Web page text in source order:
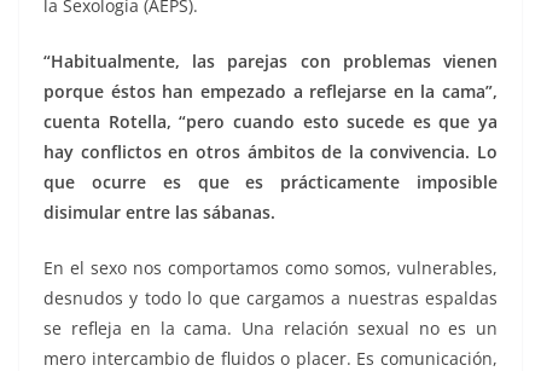
la Sexología (AEPS).
“Habitualmente, las parejas con problemas vienen
porque éstos han empezado a reflejarse en la cama”,
cuenta Rotella, “pero cuando esto sucede es que ya
hay conflictos en otros ámbitos de la convivencia. Lo
que ocurre es que es prácticamente imposible
disimular entre las sábanas.
En el sexo nos comportamos como somos, vulnerables,
desnudos y todo lo que cargamos a nuestras espaldas
se refleja en la cama. Una relación sexual no es un
mero intercambio de fluidos o placer. Es comunicación,